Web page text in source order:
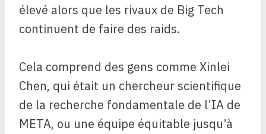
élevé alors que les rivaux de Big Tech
continuent de faire des raids.
Cela comprend des gens comme Xinlei
Chen, qui était un chercheur scientifique
de la recherche fondamentale de l’IA de
META, ou une équipe équitable jusqu’à